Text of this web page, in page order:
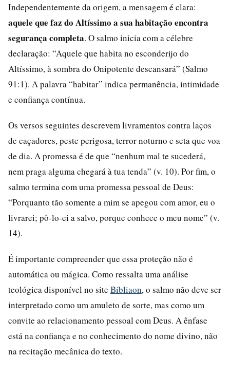
Independentemente da origem, a mensagem é clara:
aquele que faz do Altíssimo a sua habitação encontra
segurança completa. O salmo inicia com a célebre
declaração: “Aquele que habita no esconderijo do
Altíssimo, à sombra do Onipotente descansará” (Salmo
91:1). A palavra “habitar” indica permanência, intimidade
e confiança contínua.
Os versos seguintes descrevem livramentos contra laços
de caçadores, peste perigosa, terror noturno e seta que voa
de dia. A promessa é de que “nenhum mal te sucederá,
nem praga alguma chegará à tua tenda” (v. 10). Por fim, o
salmo termina com uma promessa pessoal de Deus:
“Porquanto tão somente a mim se apegou com amor, eu o
livrarei; pô-lo-ei a salvo, porque conhece o meu nome” (v.
14).
É importante compreender que essa proteção não é
automática ou mágica. Como ressalta uma análise
teológica disponível no site Bíbliaon, o salmo não deve ser
interpretado como um amuleto de sorte, mas como um
convite ao relacionamento pessoal com Deus. A ênfase
está na confiança e no conhecimento do nome divino, não
na recitação mecânica do texto.